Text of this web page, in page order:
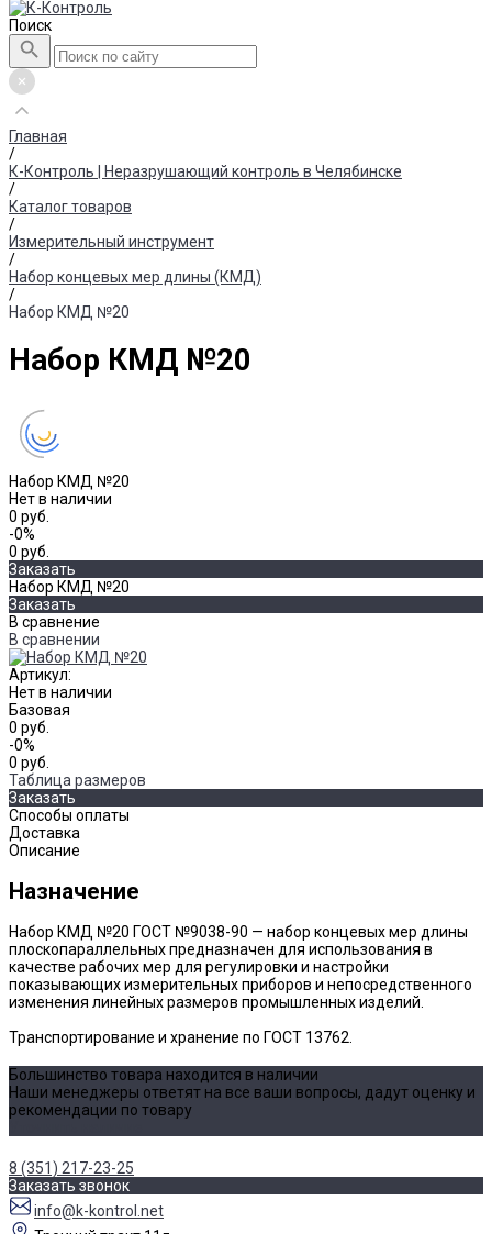
Поиск
Главная
/
К-Контроль | Неразрушающий контроль в Челябинске
/
Каталог товаров
/
Измерительный инструмент
/
Набор концевых мер длины (КМД)
/
Набор КМД №20
Набор КМД №20
Набор КМД №20
Нет в наличии
0 руб.
-0%
0 руб.
Заказать
Набор КМД №20
Заказать
В сравнение
В сравнении
Артикул:
Нет в наличии
Базовая
0 руб.
-0%
0 руб.
Таблица размеров
Заказать
Способы оплаты
Доставка
Описание
Назначение
Набор КМД №20 ГОСТ №9038-90 — набор концевых мер длины
плоскопараллельных предназначен для использования в
качестве рабочих мер для регулировки и настройки
показывающих измерительных приборов и непосредственного
изменения линейных размеров промышленных изделий.
Транспортирование и хранение по ГОСТ 13762.
Большинство товара находится в наличии
Наши менеджеры ответят на все ваши вопросы, дадут оценку и
рекомендации по товару
8 (351) 217-23-25
Заказать звонок
info@k-kontrol.net